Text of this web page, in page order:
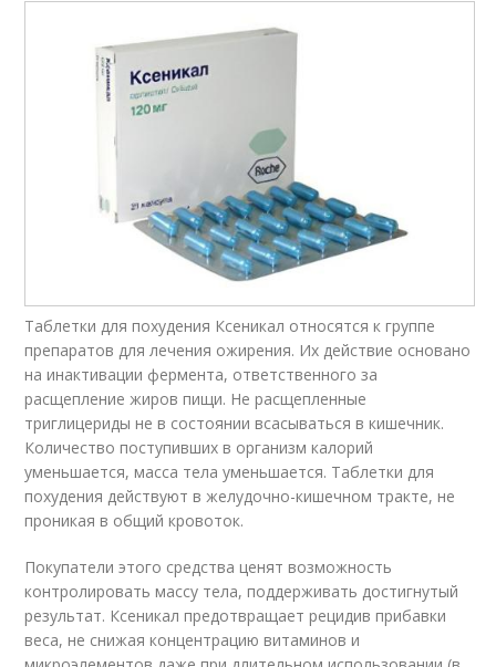
Таблетки для похудения Ксеникал относятся к группе
препаратов для лечения ожирения. Их действие основано
на инактивации фермента, ответственного за
расщепление жиров пищи. Не расщепленные
триглицериды не в состоянии всасываться в кишечник.
Количество поступивших в организм калорий
уменьшается, масса тела уменьшается. Таблетки для
похудения действуют в желудочно-кишечном тракте, не
проникая в общий кровоток.
Покупатели этого средства ценят возможность
контролировать массу тела, поддерживать достигнутый
результат. Ксеникал предотвращает рецидив прибавки
веса, не снижая концентрацию витаминов и